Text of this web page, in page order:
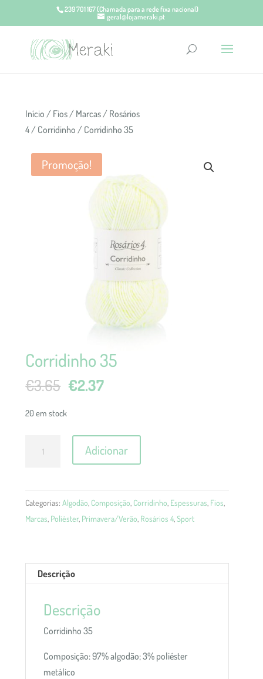
239 701 167(Chamada para a rede fixa nacional)
geral@lojameraki.pt
Início / Fios/ Marcas/ Rosários
4/ Corridinho / Corridinho 35
Promoção!
Corridinho 35
€3.65 O
era:
€3.65.
€2.37O
é:
€2.37.
20 em stock
35
Adicionar
Categorias:Algodão, Composição, Corridinho, Espessuras, Fios,
Marcas, Poliéster, Primavera/Verão, Rosários 4,Sport
Descrição
Descrição
Corridinho 35
Composição: 97% algodão; 3% poliéster
metálico